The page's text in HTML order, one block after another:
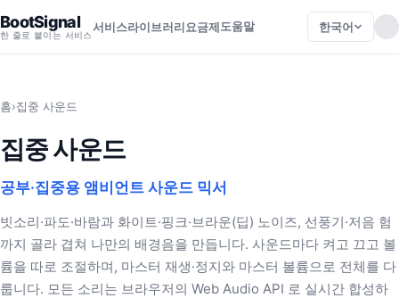
BootSignal
한 줄로 붙이는 서비스
서비스라이브러리요금제도움말 한국어
홈›집중 사운드
집중 사운드
공부·집중용 앰비언트 사운드 믹서
빗소리·파도·바람과 화이트·핑크·브라운(딥) 노이즈, 선풍기·저음 험
까지 골라 겹쳐 나만의 배경음을 만듭니다. 사운드마다 켜고 끄고 볼
륨을 따로 조절하며, 마스터 재생·정지와 마스터 볼륨으로 전체를 다
룹니다. 모든 소리는 브라우저의 Web Audio API 로 실시간 합성하